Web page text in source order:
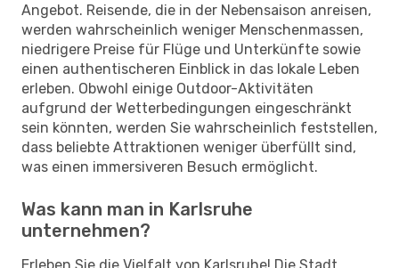
Angebot. Reisende, die in der Nebensaison anreisen,
werden wahrscheinlich weniger Menschenmassen,
niedrigere Preise für Flüge und Unterkünfte sowie
einen authentischeren Einblick in das lokale Leben
erleben. Obwohl einige Outdoor-Aktivitäten
aufgrund der Wetterbedingungen eingeschränkt
sein könnten, werden Sie wahrscheinlich feststellen,
dass beliebte Attraktionen weniger überfüllt sind,
was einen immersiveren Besuch ermöglicht.
Was kann man in Karlsruhe
unternehmen?